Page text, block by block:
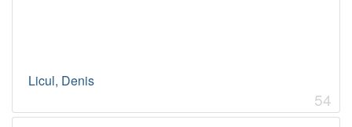
Licul, Denis
54